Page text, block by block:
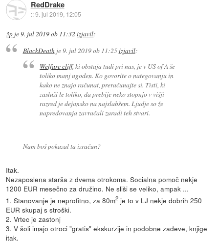
RedDrake
::9. jul 2019, 12:05
3p je9. jul 2019 ob 11:32 izjavil:
BlackDeathje 9. jul 2019 ob 11:25izjavil:
Welfare cliff, ki obstaja tudi pri nas, je v US of A še
toliko manj ugoden. Ko govorite o nategovanju in
kako ne znajo računat, preračunajte si. Tisti, ki
zasluži le toliko, da prebije neko stopnjo v višji
razred je dejansko na najslabšem. Ljudje so že
napredovanja zavračali zaradi teh stvari.
Nam boš pokazal ta izračun?
Itak.
Nezaposlena starša z dvema otrokoma. Socialna pomoč nekje
1200 EUR mesečno za družino. Ne sliši se veliko, ampak ...
1. Stanovanje je neprofitno, za 80m2 je to v LJ nekje dobrih 250
EUR skupaj s stroški.
2. Vrtec je zastonj
3. V šoli imajo otroci "gratis" ekskurzije in podobne zadeve, knjige
itak.